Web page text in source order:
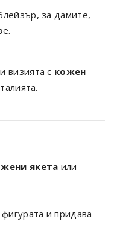
за дамите,
визията с кожен
якета или
и придава